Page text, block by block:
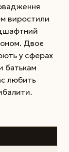
виростили
Двоє
у сферах
батькам
любить